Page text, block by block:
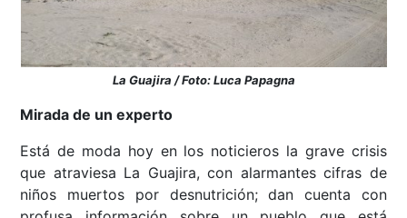
La Guajira / Foto: Luca Papagna
Mirada de un experto
Está de moda hoy en los noticieros la grave crisis
que atraviesa La Guajira, con alarmantes cifras de
niños muertos por desnutrición; dan cuenta con